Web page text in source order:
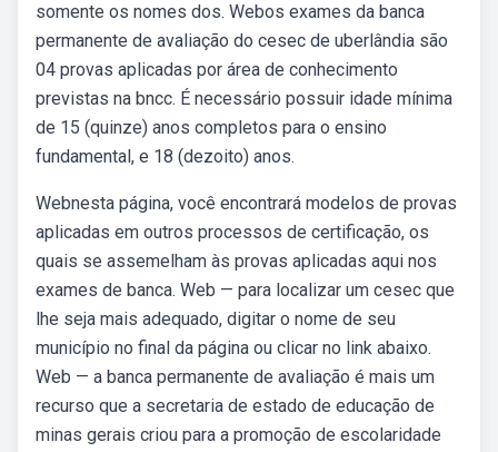
somente os nomes dos. Webos exames da banca
permanente de avaliação do cesec de uberlândia são
04 provas aplicadas por área de conhecimento
previstas na bncc. É necessário possuir idade mínima
de 15 (quinze) anos completos para o ensino
fundamental, e 18 (dezoito) anos.
Webnesta página, você encontrará modelos de provas
aplicadas em outros processos de certificação, os
quais se assemelham às provas aplicadas aqui nos
exames de banca. Web — para localizar um cesec que
lhe seja mais adequado, digitar o nome de seu
município no final da página ou clicar no link abaixo.
Web — a banca permanente de avaliação é mais um
recurso que a secretaria de estado de educação de
minas gerais criou para a promoção de escolaridade